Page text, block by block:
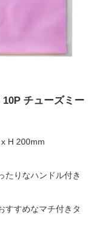
チューズミー
H 200mm
たりなハンドル付き
すすめなマチ付きタ